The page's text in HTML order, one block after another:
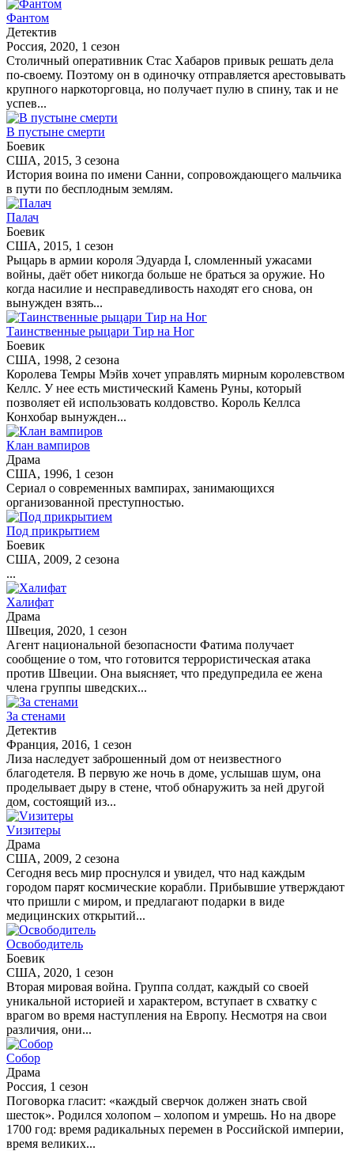
Фантом
Детектив
Россия, 2020, 1 сезон
Столичный оперативник Стас Хабаров привык решать дела
по-своему. Поэтому он в одиночку отправляется арестовывать
крупного наркоторговца, но получает пулю в спину, так и не
успев...
В пустыне смерти
Боевик
США, 2015, 3 сезона
История воина по имени Санни, сопровождающего мальчика
в пути по бесплодным землям.
Палач
Боевик
США, 2015, 1 сезон
Рыцарь в армии короля Эдуарда I, сломленный ужасами
войны, даёт обет никогда больше не браться за оружие. Но
когда насилие и несправедливость находят его снова, он
вынужден взять...
Таинственные рыцари Тир на Ног
Боевик
США, 1998, 2 сезона
Королева Темры Мэйв хочет управлять мирным королевством
Келлс. У нее есть мистический Камень Руны, который
позволяет ей использовать колдовство. Король Келлса
Конхобар вынужден...
Клан вампиров
Драма
США, 1996, 1 сезон
Cериал о современных вампирах, занимающихся
организованной преступностью.
Под прикрытием
Боевик
США, 2009, 2 сезона
...
Халифат
Драма
Швеция, 2020, 1 сезон
Агент национальной безопасности Фатима получает
сообщение о том, что готовится террористическая атака
против Швеции. Она выясняет, что предупредила ее жена
члена группы шведских...
За стенами
Детектив
Франция, 2016, 1 сезон
Лиза наследует заброшенный дом от неизвестного
благодетеля. В первую же ночь в доме, услышав шум, она
проделывает дыру в стене, чтоб обнаружить за ней другой
дом, состоящий из...
Vизитеры
Драма
США, 2009, 2 сезона
Сегодня весь мир проснулся и увидел, что над каждым
городом парят космические корабли. Прибывшие утверждают
что пришли с миром, и предлагают подарки в виде
медицинских открытий...
Освободитель
Боевик
США, 2020, 1 сезон
Вторая мировая война. Группа солдат, каждый со своей
уникальной историей и характером, вступает в схватку с
врагом во время наступления на Европу. Несмотря на свои
различия, они...
Собор
Драма
Россия, 1 сезон
Поговорка гласит: «каждый сверчок должен знать свой
шесток». Родился холопом – холопом и умрешь. Но на дворе
1700 год: время радикальных перемен в Российской империи,
время великих...